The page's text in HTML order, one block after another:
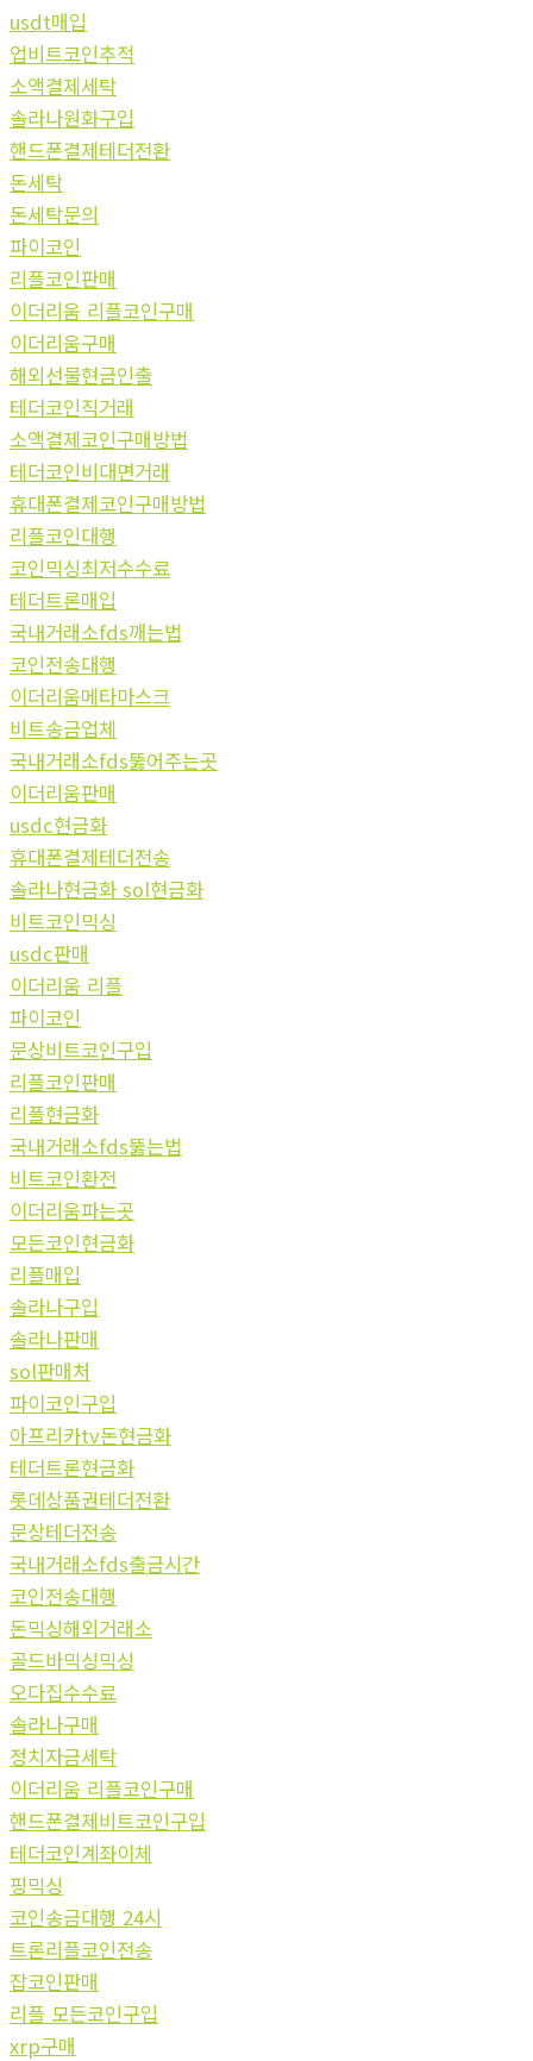
usdt매입
업비트코인추적
소액결제세탁
솔라나원화구입
핸드폰결제테더전환
돈세탁
돈세탁문의
파이코인
리플코인판매
이더리움 리플코인구매
이더리움구매
해외선물현금인출
테더코인직거래
소액결제코인구매방법
테더코인비대면거래
휴대폰결제코인구매방법
리플코인대행
코인믹싱최저수수료
테더트론매입
국내거래소fds깨는법
코인전송대행
이더리움메타마스크
비트송금업체
국내거래소fds뚫어주는곳
이더리움판매
usdc현금화
휴대폰결제테더전송
솔라나현금화 sol현금화
비트코인믹싱
usdc판매
이더리움 리플
파이코인
문상비트코인구입
리플코인판매
리플현금화
국내거래소fds뚫는법
비트코인환전
이더리움파는곳
모든코인현금화
리플매입
솔라나구입
솔라나판매
sol판매처
파이코인구입
아프리카tv돈현금화
테더트론현금화
롯데상품권테더전환
문상테더전송
국내거래소fds출금시간
코인전송대행
돈믹싱해외거래소
골드바믹싱믹싱
오다집수수료
솔라나구매
정치자금세탁
이더리움 리플코인구매
핸드폰결제비트코인구입
테더코인계좌이체
핑믹싱
코인송금대행 24시
트론리플코인전송
잡코인판매
리플 모든코인구입
xrp구매